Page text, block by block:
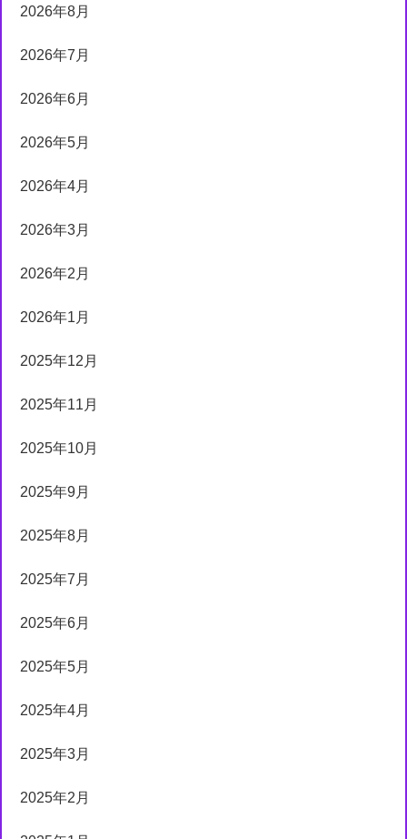
2026年8月
2026年7月
2026年6月
2026年5月
2026年4月
2026年3月
2026年2月
2026年1月
2025年12月
2025年11月
2025年10月
2025年9月
2025年8月
2025年7月
2025年6月
2025年5月
2025年4月
2025年3月
2025年2月